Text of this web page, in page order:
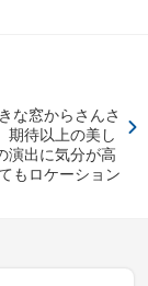
な窓からさんさ
期待以上の美し
演出に気分が高
もロケーション